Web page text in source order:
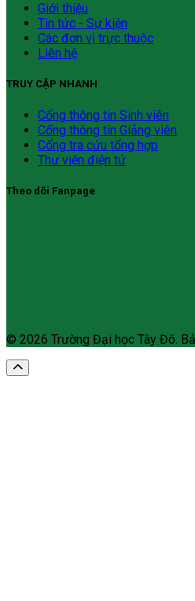
Giới thiệu
Tin tức - Sự kiện
Các đơn vị trực thuộc
Liên hệ
TRUY CẬP NHANH
Cổng thông tin Sinh viên
Cổng thông tin Giảng viên
Cổng tra cứu tổng hợp
Thư viện điện tử
Theo dõi Fanpage
© 2026 Trường Đại học Tây Đô.